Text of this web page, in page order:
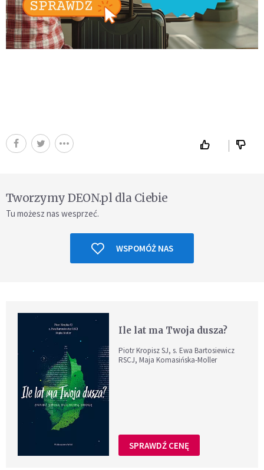
Tworzymy DEON.pl dla Ciebie
Tu możesz nas wesprzeć.
WSPOMÓŻ NAS
Ile lat ma Twoja dusza?
Piotr Kropisz SJ, s. Ewa Bartosiewicz
RSCJ, Maja Komasińska-Moller
SPRAWDŹ CENĘ